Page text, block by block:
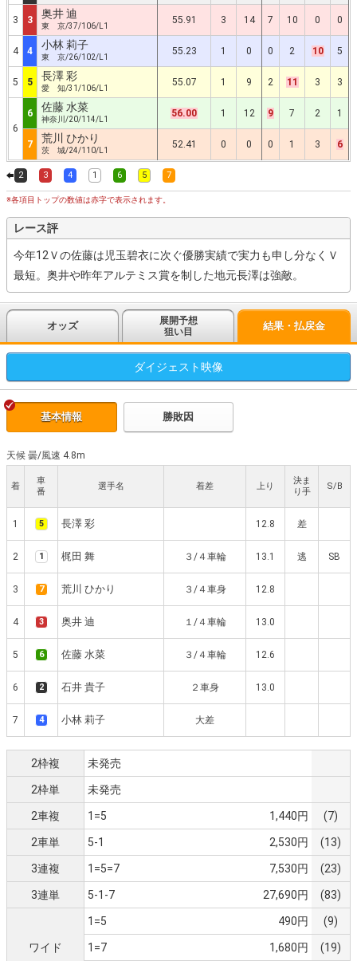
3 3 奥井 迪
東 京/37/106/L1
55.91 3 14 7 10 0 0
4 4 小林 莉子
東 京/26/102/L1
55.23 1 0 0 2 10 5
5 5 長澤 彩
愛 知/31/106/L1
55.07 1 9 2 11 3 3
6
6 佐藤 水菜
神奈川/20/114/L1
56.00 1 12 9 7 2 1
7 荒川 ひかり
茨 城/24/110/L1
52.41 0 0 0 1 3 6
2 3 4 1 6 5 7
※各項目トップの数値は赤字で表示されます。
レース評
今年12Ｖの佐藤は児玉碧衣に次ぐ優勝実績で実力も申し分なくＶ
最短。奥井や昨年アルテミス賞を制した地元長澤は強敵。
オッズ
展開予想
狙い目
結果・払戻金
ダイジェスト映像
基本情報 勝敗因
天候 曇/風速 4.8m
着
車
番
選手名 着差 上り
決ま
り手
S/B
1 5 長澤 彩 12.8 差
2 1 梶田 舞 ３/４車輪 13.1 逃 SB
3 7 荒川 ひかり ３/４車身 12.8
4 3 奥井 迪 １/４車輪 13.0
5 6 佐藤 水菜 ３/４車輪 12.6
6 2 石井 貴子 ２車身 13.0
7 4 小林 莉子 大差
2枠複 未発売
2枠単 未発売
2車複 1=5 1,440円 (7)
2車単 5-1 2,530円 (13)
3連複 1=5=7 7,530円 (23)
3連単 5-1-7 27,690円 (83)
ワイド
1=5 490円 (9)
1=7 1,680円 (19)